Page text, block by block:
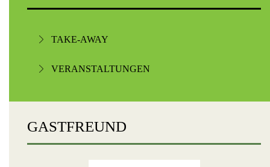
TAKE-AWAY
VERANSTALTUNGEN
GASTFREUND